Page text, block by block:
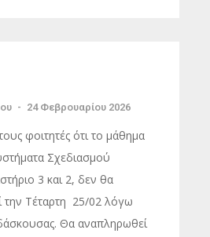
- 24 Φεβρουαρίου 2026
φοιτητές ότι το μάθημα
Σχεδιασμού
3 και 2, δεν θα
την Τέταρτη 25/02 λόγω
Θα αναπληρωθεί